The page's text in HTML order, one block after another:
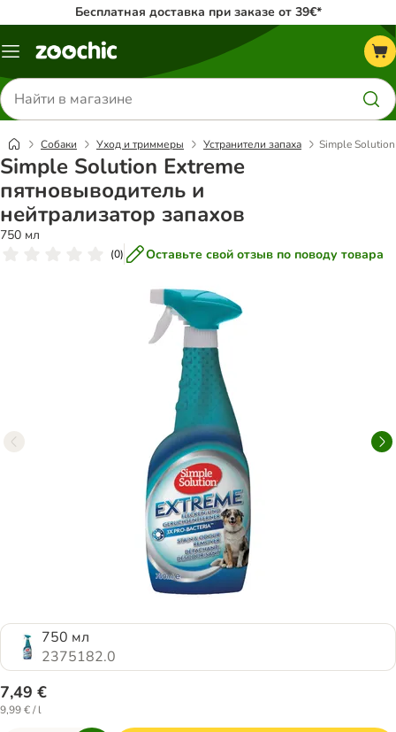
Бесплатная доставка при заказе от 39€*
Каталог
Поиск
товаров
Собаки Уход и триммеры Устранители запаха Simple Solution
Simple Solution Extreme
пятновыводитель и
нейтрализатор запахов
750 мл
(0) Оставьте свой отзыв по поводу товара
750 мл
2375182.0
7,49 €
9,99 € / l